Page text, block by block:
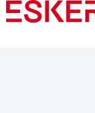
Skip
to